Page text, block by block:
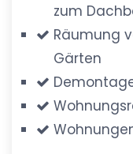
zum
Räumung
Gärten